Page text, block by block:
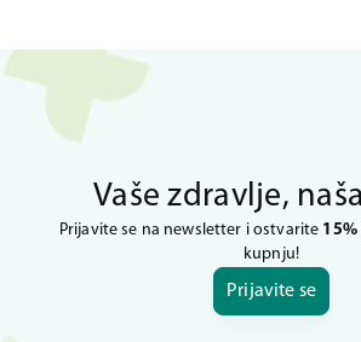
Vaše zdravlje,
Prijavite se na newsletter i ostvarite 15%
kupnju!
Prijavite se